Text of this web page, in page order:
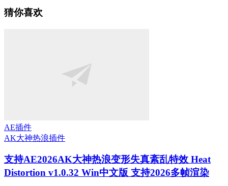
猜你喜欢
AE插件
AK大神热浪插件
支持AE2026AK大神热浪变形失真紊乱特效 Heat
Distortion v1.0.32 Win中文版 支持2026多帧渲染